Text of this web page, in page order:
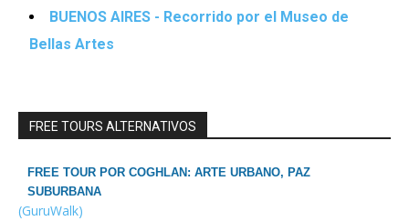
BUENOS AIRES - Recorrido por el Museo de
Bellas Artes
FREE TOURS ALTERNATIVOS
FREE TOUR POR COGHLAN: ARTE URBANO, PAZ
SUBURBANA
(GuruWalk)